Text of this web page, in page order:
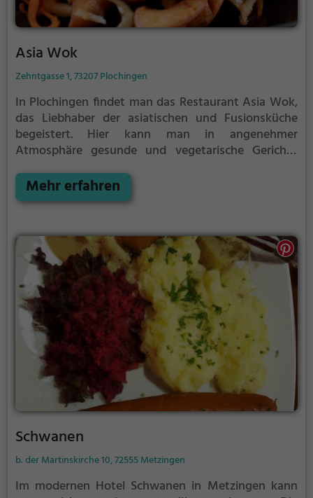
Asia Wok
Zehntgasse 1, 73207 Plochingen
In Plochingen findet man das Restaurant Asia Wok,
das Liebhaber der asiatischen und Fusionsküche
begeistert. Hier kann man in angenehmer
Atmosphäre gesunde und vegetarische Gerichte
Speisen und erfrischenden Getränken lädt dazu ein,
die Vielfalt der asiatischen Küche zu entdecken. Ob
fühlt man sich wohl und kulinarisch verwöhnt. Ein
Besuch lohnt sich für alle, die sich nach einer
Genussreise durch die Welt der asiatischen Aromen
sehnen.
Mehr erfahren
Schwanen
b. der Martinskirche 10, 72555 Metzingen
Im modernen Hotel Schwanen in Metzingen kann